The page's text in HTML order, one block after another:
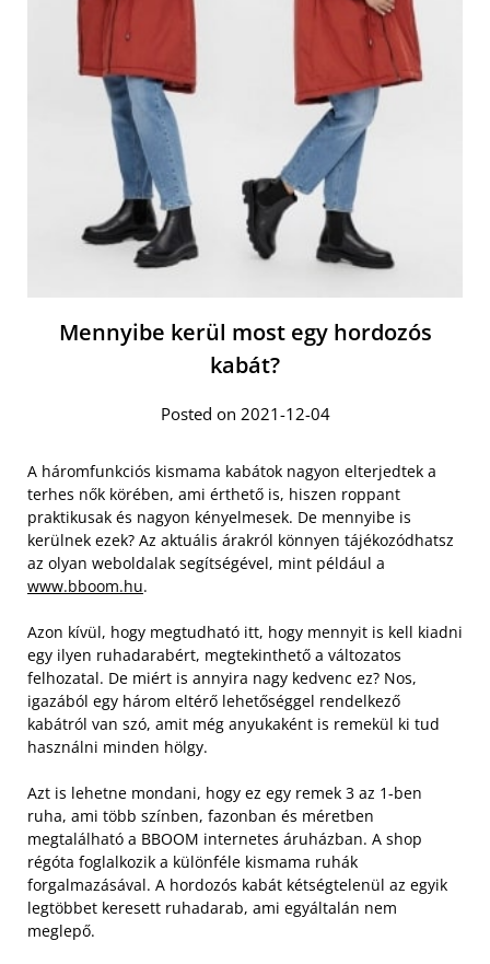
Mennyibe kerül most egy hordozós
kabát?
Posted on 2021-12-04
A háromfunkciós kismama kabátok nagyon elterjedtek a
terhes nők körében, ami érthető is, hiszen roppant
praktikusak és nagyon kényelmesek. De mennyibe is
kerülnek ezek? Az aktuális árakról könnyen tájékozódhatsz
az olyan weboldalak segítségével, mint például a
www.bboom.hu.
Azon kívül, hogy megtudható itt, hogy mennyit is kell kiadni
egy ilyen ruhadarabért, megtekinthető a változatos
felhozatal. De miért is annyira nagy kedvenc ez? Nos,
igazából egy három eltérő lehetőséggel rendelkező
kabátról van szó, amit még anyukaként is remekül ki tud
használni minden hölgy.
Azt is lehetne mondani, hogy ez egy remek 3 az 1-ben
ruha, ami több színben, fazonban és méretben
megtalálható a BBOOM internetes áruházban. A shop
régóta foglalkozik a különféle kismama ruhák
forgalmazásával. A hordozós kabát kétségtelenül az egyik
legtöbbet keresett ruhadarab, ami egyáltalán nem
meglepő.